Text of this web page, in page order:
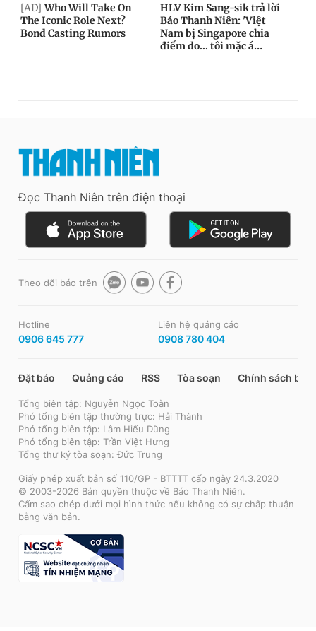
Đọc Thanh Niên trên điện thoại
Theo dõi báo trên
Hotline
0906 645 777
Liên hệ quảng cáo
0908 780 404
Đặt báo Quảng cáo RSS Tòa soạn Chính sách bảo
Tổng biên tập: Nguyễn Ngọc Toàn
Phó tổng biên tập thường trực: Hải Thành
Phó tổng biên tập: Lâm Hiếu Dũng
Phó tổng biên tập: Trần Việt Hưng
Tổng thư ký tòa soạn: Đức Trung
Giấy phép xuất bản số 110/GP - BTTTT cấp ngày 24.3.2020
© 2003-2026 Bản quyền thuộc về Báo Thanh Niên.
Cấm sao chép dưới mọi hình thức nếu không có sự chấp thuận
bằng văn bản.